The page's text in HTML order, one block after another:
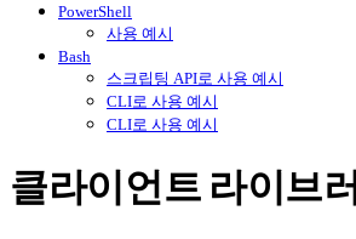
PowerShell
사용 예시
Bash
스크립팅 API로 사용 예시
CLI로 사용 예시
CLI로 사용 예시
클라이언트 라이브